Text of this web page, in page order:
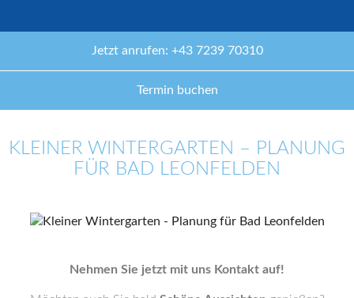
Jetzt anrufen: +43 7239 70310
Termin buchen
KLEINER WINTERGARTEN – PLANUNG
FÜR BAD LEONFELDEN
Nehmen Sie jetzt mit uns Kontakt auf!